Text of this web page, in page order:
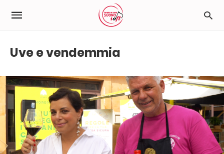
Uve e vendemmia